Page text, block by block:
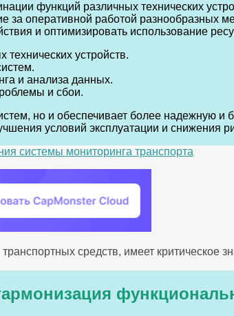
функций различных технических
за оперативной работой разнообразных
и оптимизировать использование
устройств.
и анализа данных.
и сбои.
но и обеспечивает более надежную и
условий эксплуатации и снижения
системы мониторинга транспорта
средств, имеет критическое